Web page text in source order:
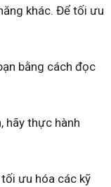
khác. Để tối ưu
bằng cách đọc
hãy thực hành
ưu hóa các kỹ